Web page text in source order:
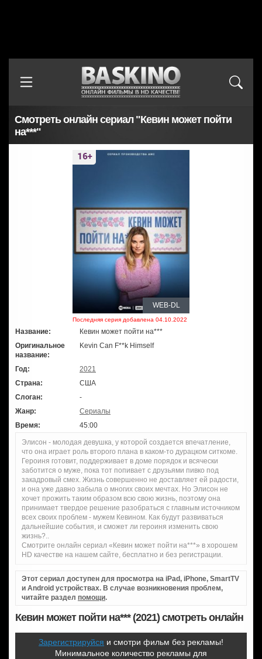
Смотреть онлайн сериал "Кевин может пойти
на***"
WEB-DL
Последняя серия добавлена 04.10.2022
Название:
Кевин может пойти на***
Оригинальное
название:
Kevin Can F**k Himself
Год:
2021
Страна:
США
Слоган:
-
Жанр:
Сериалы
Время:
45:00
Элисон - молодая девушка, у которой создается впечатление,
что она играет роль второго плана в каком-то дурацком ситкоме.
Героиня готовит, поддерживает в доме порядок и всячески
заботится о муже, пока тот попивает с друзьями пивко под
закадровый смех. Жизнь совершенно не доставляет ей радости,
и она уже давно забыла о многих своих мечтах. Но Элисон не
хочет прожить таким образом всю свою жизнь, поэтому она
принимает твердое решение разобраться с главным источником
всех своих проблем - мужем Кевином. Как будут развиваться
дальнейшие события, и сможет ли героиня изменить свою
жизнь?..
Смотрите онлайн сериал «Кевин может пойти на***» в хорошем
HD качестве на нашем сайте, бесплатно и без регистрации.
Этот сериал доступен для просмотра на iPad, iPhone, SmartTV
и Android устройствах. В случае возникновения проблем,
читайте раздел помощи.
Кевин может пойти на*** (2021) смотреть онлайн
Зарегистрируйся и смотри фильм без рекламы!
Минимальное количество рекламы для